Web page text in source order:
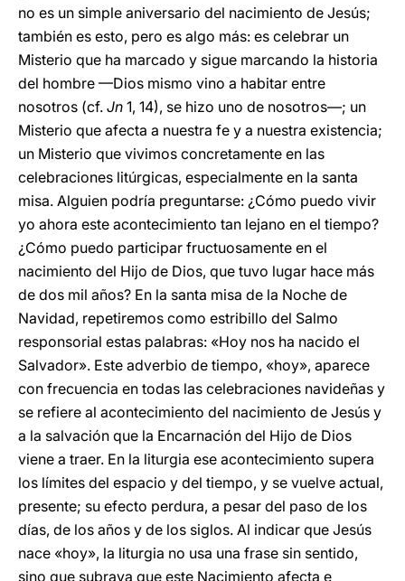
no es un simple aniversario del nacimiento de Jesús;
también es esto, pero es algo más: es celebrar un
Misterio que ha marcado y sigue marcando la historia
del hombre —Dios mismo vino a habitar entre
nosotros (cf. Jn 1, 14), se hizo uno de nosotros—; un
Misterio que afecta a nuestra fe y a nuestra existencia;
un Misterio que vivimos concretamente en las
celebraciones litúrgicas, especialmente en la santa
misa. Alguien podría preguntarse: ¿Cómo puedo vivir
yo ahora este acontecimiento tan lejano en el tiempo?
¿Cómo puedo participar fructuosamente en el
nacimiento del Hijo de Dios, que tuvo lugar hace más
de dos mil años? En la santa misa de la Noche de
Navidad, repetiremos como estribillo del Salmo
responsorial estas palabras: «Hoy nos ha nacido el
Salvador». Este adverbio de tiempo, «hoy», aparece
con frecuencia en todas las celebraciones navideñas y
se refiere al acontecimiento del nacimiento de Jesús y
a la salvación que la Encarnación del Hijo de Dios
viene a traer. En la liturgia ese acontecimiento supera
los límites del espacio y del tiempo, y se vuelve actual,
presente; su efecto perdura, a pesar del paso de los
días, de los años y de los siglos. Al indicar que Jesús
nace «hoy», la liturgia no usa una frase sin sentido,
sino que subraya que este Nacimiento afecta e